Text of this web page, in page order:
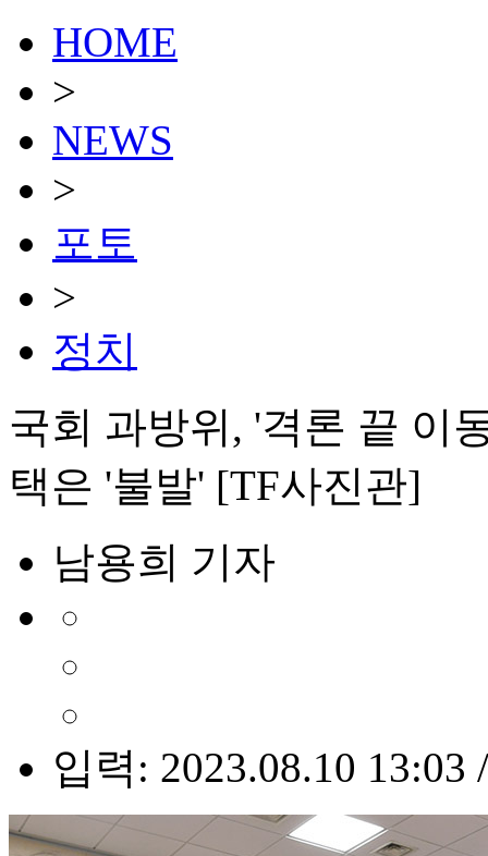
HOME
>
NEWS
>
포토
>
정치
국회 과방위, '격론 끝 이
택은 '불발' [TF사진관]
남용희 기자
입력: 2023.08.10 13:03